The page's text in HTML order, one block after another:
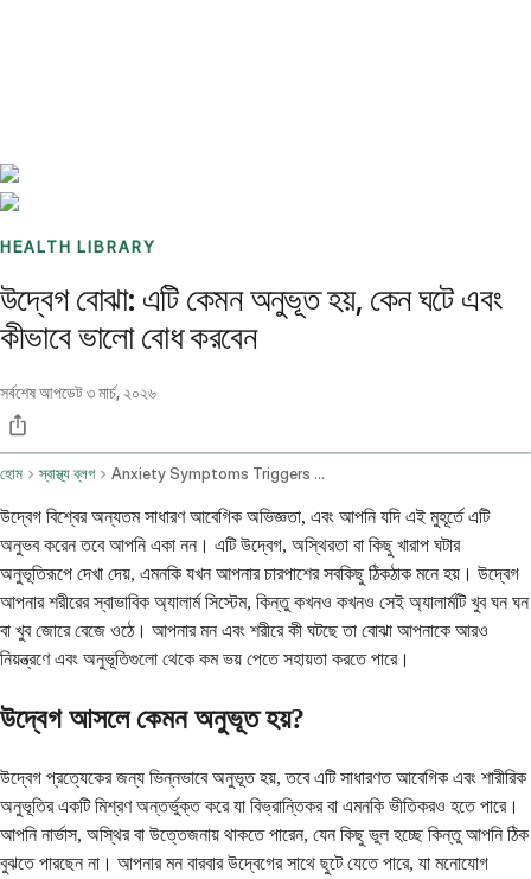
HEALTH LIBRARY
উদ্বেগ বোঝা: এটি কেমন অনুভূত হয়, কেন ঘটে এবং
কীভাবে ভালো বোধ করবেন
সর্বশেষ আপডেট৩ মার্চ, ২০২৬
হোম স্বাস্থ্য ব্লগ Anxiety Symptoms Triggers And Management Strategies
উদ্বেগ বিশ্বের অন্যতম সাধারণ আবেগিক অভিজ্ঞতা, এবং আপনি যদি এই মুহূর্তে এটি
অনুভব করেন তবে আপনি একা নন। এটি উদ্বেগ, অস্থিরতা বা কিছু খারাপ ঘটার
অনুভূতিরূপে দেখা দেয়, এমনকি যখন আপনার চারপাশের সবকিছু ঠিকঠাক মনে হয়। উদ্বেগ
আপনার শরীরের স্বাভাবিক অ্যালার্ম সিস্টেম, কিন্তু কখনও কখনও সেই অ্যালার্মটি খুব ঘন ঘন
বা খুব জোরে বেজে ওঠে। আপনার মন এবং শরীরে কী ঘটছে তা বোঝা আপনাকে আরও
নিয়ন্ত্রণে এবং অনুভূতিগুলো থেকে কম ভয় পেতে সহায়তা করতে পারে।
উদ্বেগ আসলে কেমন অনুভূত হয়?
উদ্বেগ প্রত্যেকের জন্য ভিন্নভাবে অনুভূত হয়, তবে এটি সাধারণত আবেগিক এবং শারীরিক
অনুভূতির একটি মিশ্রণ অন্তর্ভুক্ত করে যা বিভ্রান্তিকর বা এমনকি ভীতিকরও হতে পারে।
আপনি নার্ভাস, অস্থির বা উত্তেজনায় থাকতে পারেন, যেন কিছু ভুল হচ্ছে কিন্তু আপনি ঠিক
বুঝতে পারছেন না। আপনার মন বারবার উদ্বেগের সাথে ছুটে যেতে পারে, যা মনোযোগ